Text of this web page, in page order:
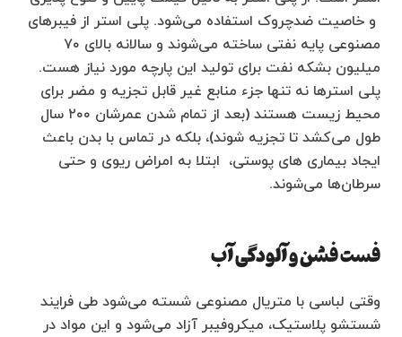
و خاصیت ضدچروک ‬ استفاده می‌شود. پلی استر از فیبرهای
مصنوعی پایه نفتی ساخته می‌شوند و سالانه بالای ۷۰
میلیون بشکه‌ نفت برای تولید این پارچه مورد نیاز هست.
پلی استرها نه تنها جزء منابع غیر قابل تجزیه و مضر برای
محیط زیست هستند (بعد از تمام شدن عمرشان ۲۰۰ سال
طول می‌کشد تا تجزیه شوند)، بلکه در تماس با بدن باعث
ایجاد بیماری های پوستی، ابتلا به امراض ریوی و حتی
سرطان‌ها می‌شوند.
فست فشن و آلودگی آب
وقتی لباسی با متریال مصنوعی شسته می‌شود طی فرایند
شستشو پلاستیک، میکروفیبر آزاد می‌شود و این مواد در